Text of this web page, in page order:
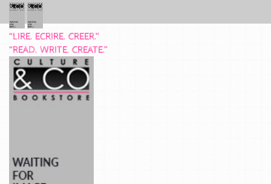
“LIRE. ECRIRE. CREER.”
“READ. WRITE. CREATE.”